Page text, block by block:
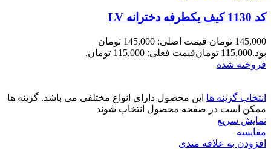
کد 1130 کیف یکطرفه دخترانه LV
145,000 تومان
قیمت اصلی: 145,000 تومان
بود.115,000 تومانقیمت فعلی: 115,000 تومان.
فروخته شده
انتخاب گزینه ها این محصول دارای انواع مختلفی می باشد. گزینه ها
ممکن است در صفحه محصول انتخاب شوند
نمایش سریع
مقايسه
افزودن به علاقه مندی